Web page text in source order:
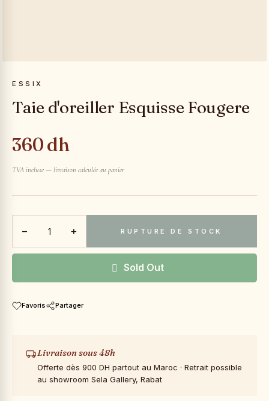
ESSIX
Taie d'oreiller Esquisse Fougere
360 dh
TVA incluse — livraison calculée au panier
− + RUPTURE DE STOCK
Sold Out
Favoris Partager
Livraison sous 48h
Offerte dès 900 DH partout au Maroc · Retrait possible
au showroom Sela Gallery, Rabat